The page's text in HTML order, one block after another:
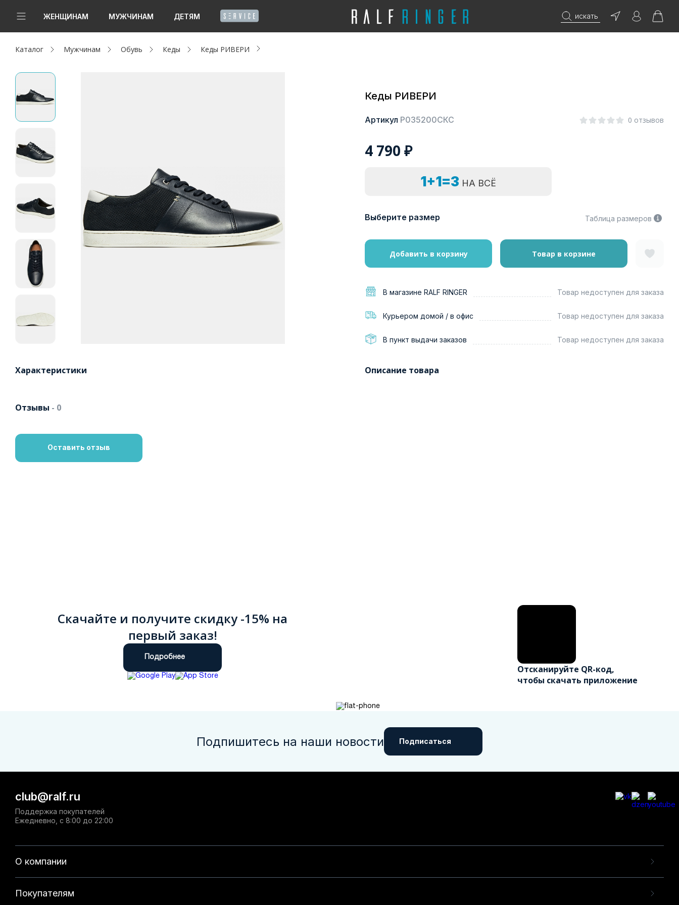
ЖЕНЩИНАМ МУЖЧИНАМ ДЕТЯМ искать
Новинки
Женщинам
Мужчинам
Капсула
Акции / Новости
Адреса магазинов
Каталог Мужчинам Обувь Кеды Кеды РИВЕРИ
Кеды РИВЕРИ
Артикул Р035200СКС 0 отзывов
4 790 ₽
1+1=3 НА ВСЁ
Выберите размер Таблица размеров
Добавить в корзину Товар в корзине
В магазине RALF RINGER Товар недоступен для заказа
Курьером домой / в офис Товар недоступен для заказа
В пункт выдачи заказов Товар недоступен для заказа
Характеристики Описание товара
Отзывы - 0
Оставить отзыв
Скачайте и получите скидку -15% на
первый заказ!
Подробнее
Отсканируйте QR-код,
чтобы скачать приложение
Подпишитесь на наши новости Подписаться
О компании
Покупателям
club@ralf.ru
Поддержка покупателей
Ежедневно, с 8:00 до 22:00